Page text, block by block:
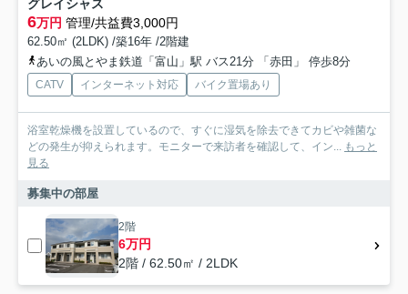
グレイシャス
6万円 管理/共益費3,000円
62.50㎡ (2LDK) /築16年 /2階建
あいの風とやま鉄道「富山」駅 バス21分 「赤田」 停歩8分
CATV インターネット対応 バイク置場あり
浴室乾燥機を設置しているので、すぐに湿気を除去できてカビや雑菌な
どの発生が抑えられます。モニターで来訪者を確認して、イン... もっと
見る
募集中の部屋
2階
6万円
2階 / 62.50㎡ / 2LDK